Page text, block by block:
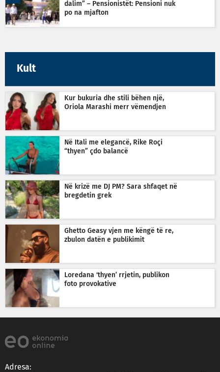
dalim” – Pensionistët: Pensioni nuk
po na mjafton
Kult
Kur bukuria dhe stili bëhen një,
Oriola Marashi merr vëmendjen
Në Itali me elegancë, Rike Roçi
“thyen” çdo balancë
Në krizë me DJ PM? Sara shfaqet në
bregdetin grek
Ghetto Geasy vjen me këngë të re,
zbulon datën e publikimit
Loredana ‘thyen’ rrjetin, publikon
foto provokative
Adresa: